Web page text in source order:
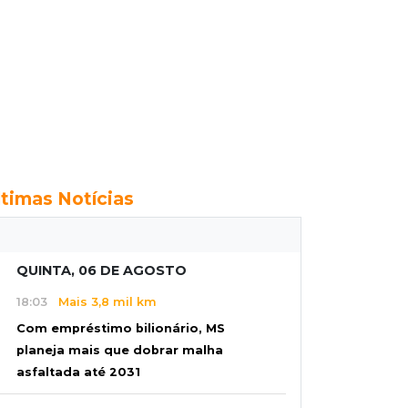
Notícias
QUINTA, 06 DE AGOSTO
18:03 Mais 3,8 mil km
Com empréstimo bilionário, MS
planeja mais que dobrar malha
asfaltada até 2031